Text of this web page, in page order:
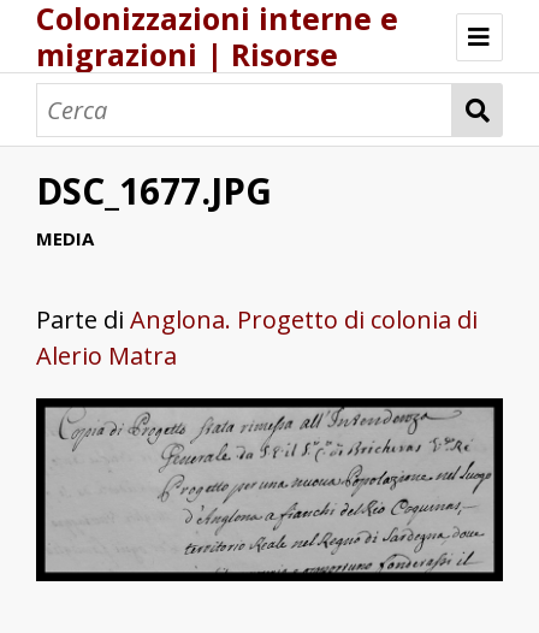
Colonizzazioni interne e
migrazioni | Risorse
Risorse Storia.DH.Unica.it
Popolamenti nel Regno di Sardegna
Una logistica europea del popolamento?
DSC_1677.JPG
MEDIA
Parte di Anglona. Progetto di colonia di
Alerio Matra